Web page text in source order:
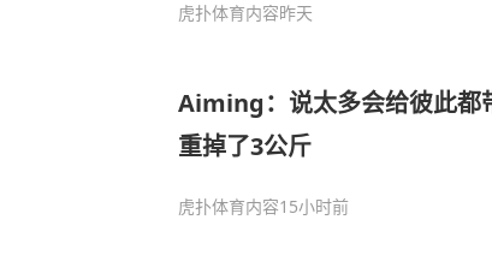
虎扑体育内容昨天
Aiming：说太多会给彼此都
重掉了3公斤
虎扑体育内容15小时前